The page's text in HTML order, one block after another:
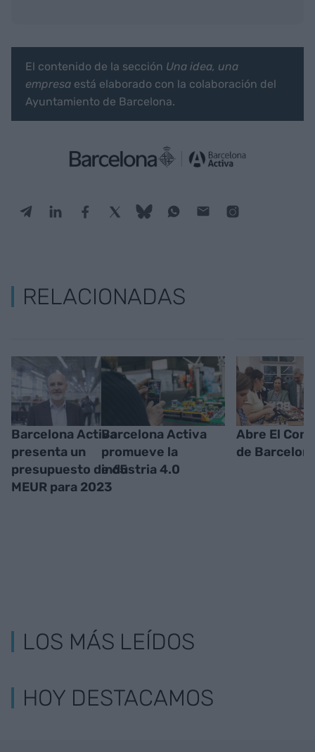
El contenido de la sección Una idea, una
empresa está elaborado con la colaboración del
Ayuntamiento de Barcelona.
RELACIONADAS
Barcelona Activa
presenta un
presupuesto de 65
MEUR para 2023
Barcelona Activa
promueve la
industria 4.0
Abre El
de
LOS MÁS LEÍDOS
HOY DESTACAMOS